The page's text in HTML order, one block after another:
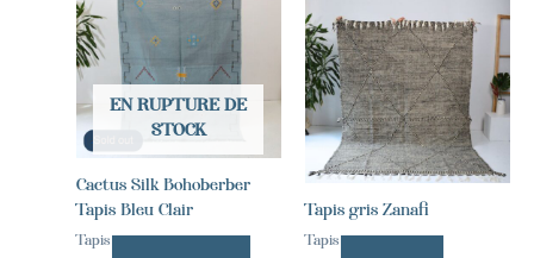
EN RUPTURE DE
STOCK
Cactus Silk Bohoberber
Tapis Bleu Clair
Tapis
Tapis gris Zanafi
Tapis